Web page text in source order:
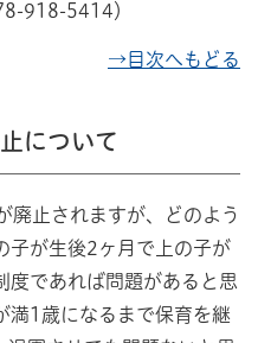
918-5414）
→目次へもどる
について
廃止されますが、どのよう
子が生後2ヶ月で上の子が
度であれば問題があると思
満1歳になるまで保育を継